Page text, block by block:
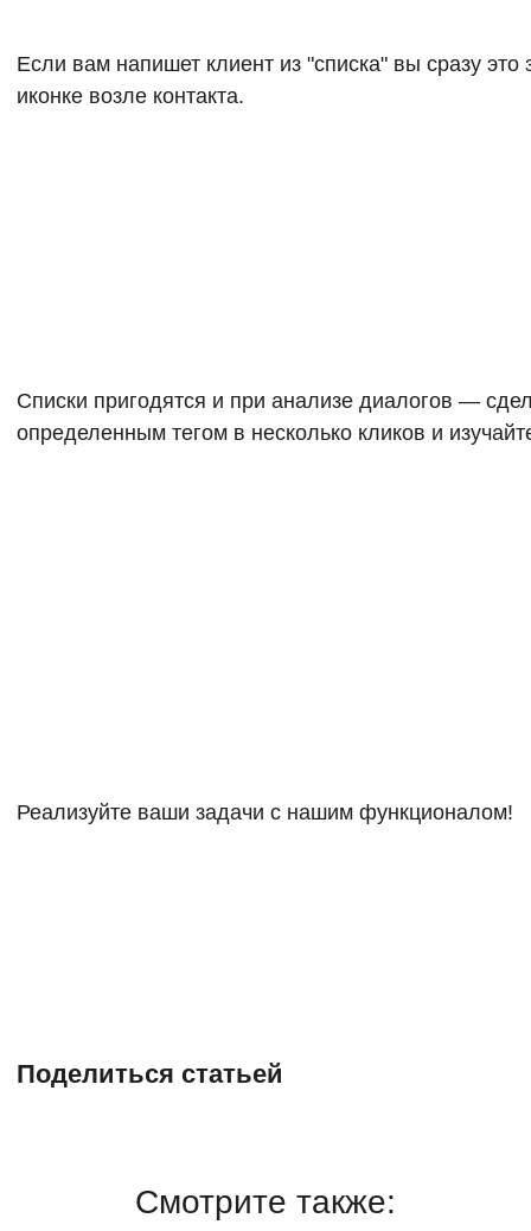
Если вам напишет клиент из "списка" вы сразу это
иконке возле контакта.
Списки пригодятся и при анализе диалогов —
определенным тегом в несколько кликов и
Реализуйте ваши задачи с нашим функционалом!
Поделиться статьей
Смотрите также: